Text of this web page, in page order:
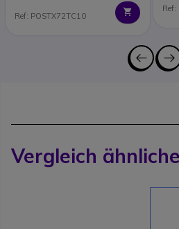
Ref: POSTX72TC10
Ref:
Vergleich